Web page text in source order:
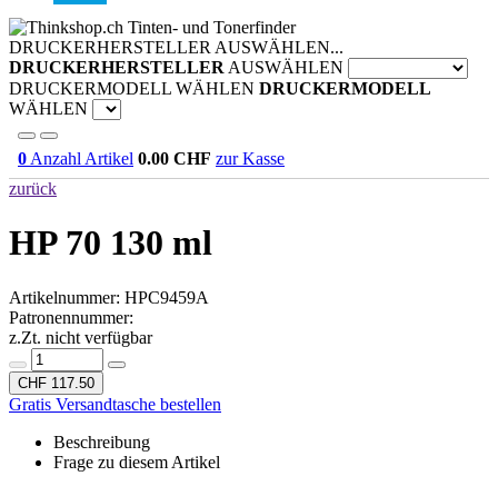
Tinten- und Tonerfinder
DRUCKERHERSTELLER AUSWÄHLEN...
DRUCKERHERSTELLER AUSWÄHLEN
DRUCKERMODELL WÄHLEN DRUCKERMODELL
WÄHLEN
0 Anzahl Artikel 0.00 CHF zur Kasse
zurück
HP 70 130 ml
Artikelnummer: HPC9459A
Patronennummer:
z.Zt. nicht verfügbar
CHF 117.50
Gratis Versandtasche bestellen
Beschreibung
Frage zu diesem Artikel